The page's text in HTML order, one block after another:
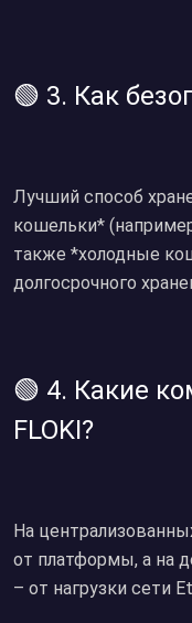
🟢 3. Как
Лучший способ
кошельки*
также *холодные
долгосрочного
🟢 4. Какие
FLOKI?
На
от платформы, а на
– от нагрузки сети